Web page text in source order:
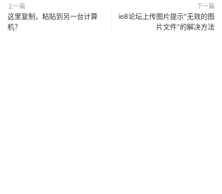
上一篇
这里复制，粘贴到另一台计算
机？
下一篇
ie8论坛上传图片提示"无效的图
片文件"的解决方法